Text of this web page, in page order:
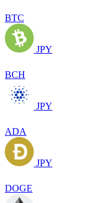
BTC
JPY
BCH
JPY
ADA
JPY
DOGE